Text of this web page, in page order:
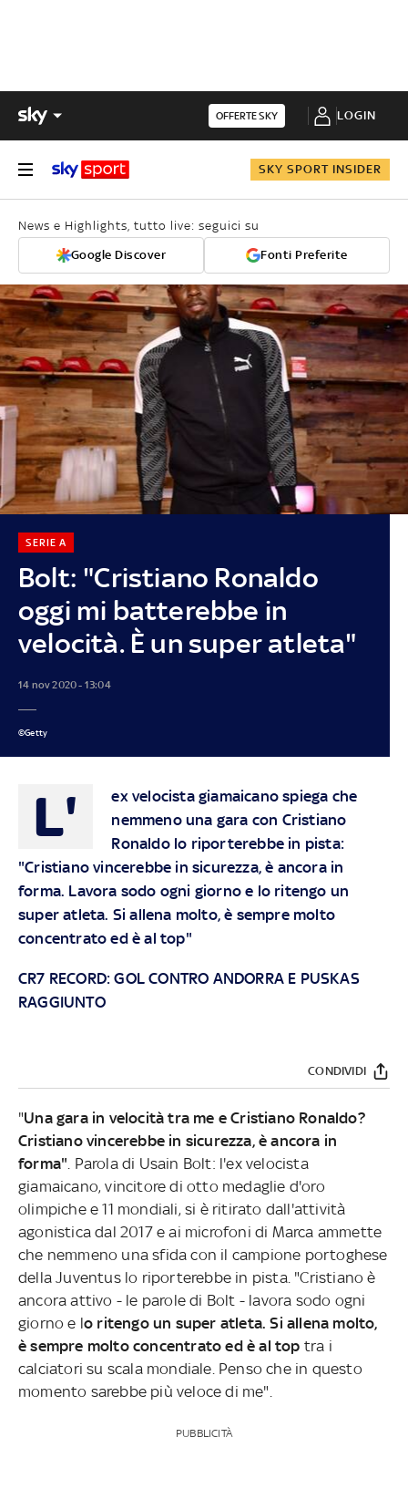
OFFERTE SKY LOGIN
SKY SPORT INSIDER
News e Highlights, tutto live: seguici su
Google Discover Fonti Preferite
Bolt: "Cristiano Ronaldo
oggi mi batterebbe in
velocità. È un super atleta"
SERIE A
14 nov 2020 - 13:04
©Getty
L'
ex velocista giamaicano spiega che
nemmeno una gara con Cristiano
Ronaldo lo riporterebbe in pista:
"Cristiano vincerebbe in sicurezza, è ancora in
forma. Lavora sodo ogni giorno e lo ritengo un
super atleta. Si allena molto, è sempre molto
concentrato ed è al top"
CR7 RECORD: GOL CONTRO ANDORRA E PUSKAS
RAGGIUNTO
CONDIVIDI
"Una gara in velocità tra me e Cristiano Ronaldo?
Cristiano vincerebbe in sicurezza, è ancora in
forma" . Parola di Usain Bolt: l'ex velocista
giamaicano, vincitore di otto medaglie d'oro
olimpiche e 11 mondiali, si è ritirato dall'attività
agonistica dal 2017 e ai microfoni di Marca ammette
che nemmeno una sfida con il campione portoghese
della Juventus lo riporterebbe in pista. "Cristiano è
ancora attivo - le parole di Bolt - lavora sodo ogni
giorno e lo ritengo un super atleta. Si allena molto,
è sempre molto concentrato ed è al top tra i
calciatori su scala mondiale. Penso che in questo
momento sarebbe più veloce di me".
PUBBLICITÀ